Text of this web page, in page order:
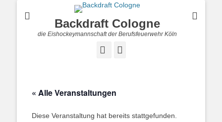
Backdraft Cologne
die Eishockeymannschaft der Berufsfeuerwehr Köln
Facebook
« Alle Veranstaltungen
Diese Veranstaltung hat bereits stattgefunden.